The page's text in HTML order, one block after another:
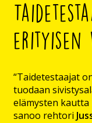
erityisen
“Taidetestaajat
tuodaan
elämysten
sanoo rehtori